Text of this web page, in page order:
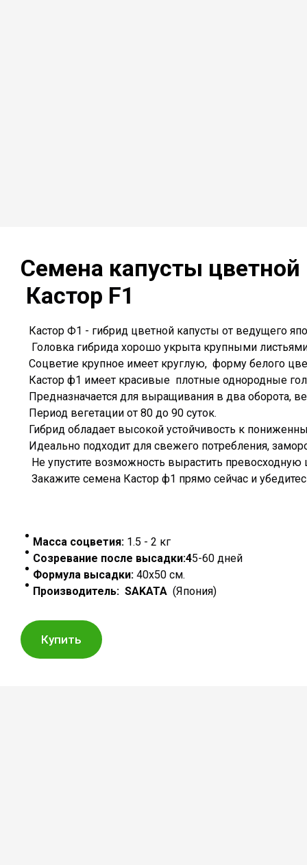
Семена капусты цветной
Кастор F1
Кастор Ф1 - гибрид цветной капусты от ведущего
Головка гибрида хорошо укрыта крупными
Соцветие крупное имеет круглую, форму белого
Кастор ф1 имеет красивые плотные однородные
Предназначается для выращивания в два оборота,
Период вегетации от 80 до 90 суток.
Гибрид обладает высокой устойчивость к
Идеально подходит для свежего потребления,
Не упустите возможность вырастить превосходную
Закажите семена Кастор ф1 прямо сейчас и
Масса соцветия: 1.5 - 2 кг
Созревание после высадки:45-60 дней
Формула высадки: 40х50 см.
Производитель: SAKATA (Япония)
Купить